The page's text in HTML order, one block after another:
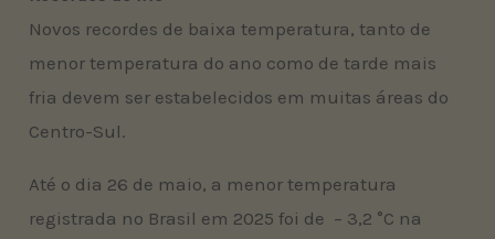
Novos recordes de baixa temperatura, tanto de
menor temperatura do ano como de tarde mais
fria devem ser estabelecidos em muitas áreas do
Centro-Sul.
Até o dia 26 de maio, a menor temperatura
registrada no Brasil em 2025 foi de – 3,2 °C na